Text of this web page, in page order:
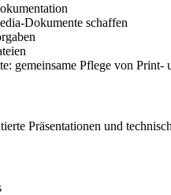
Dokumente schaffen
gemeinsame Pflege von
Präsentationen und